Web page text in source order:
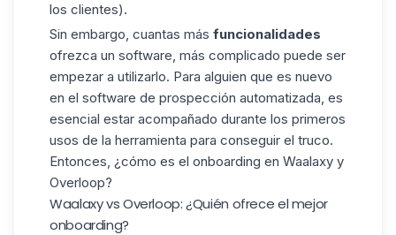
los clientes).
Sin embargo, cuantas más funcionalidades
ofrezca un software, más complicado puede ser
empezar a utilizarlo. Para alguien que es nuevo
en el software de prospección automatizada, es
esencial estar acompañado durante los primeros
usos de la herramienta para conseguir el truco.
Entonces, ¿cómo es el onboarding en Waalaxy y
Overloop?
Waalaxy vs Overloop: ¿Quién ofrece el mejor
onboarding?